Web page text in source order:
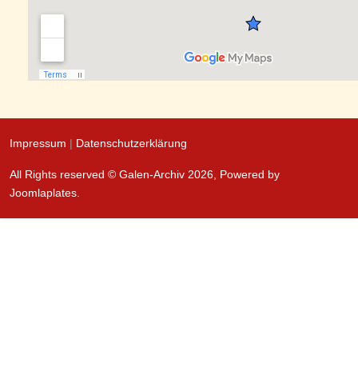
Impressum | Datenschutzerklärung
All Rights reserved © Galen-Archiv 2026, Powered by
Joomlaplates